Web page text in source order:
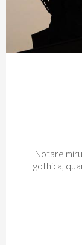
Notare
gothica,